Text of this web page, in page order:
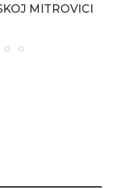
MITROVICI